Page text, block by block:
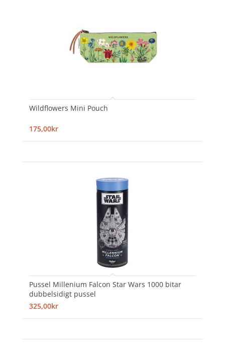
Wildflowers Mini Pouch
175,00kr
Pussel Millenium Falcon Star Wars 1000 bitar
dubbelsidigt pussel
325,00kr